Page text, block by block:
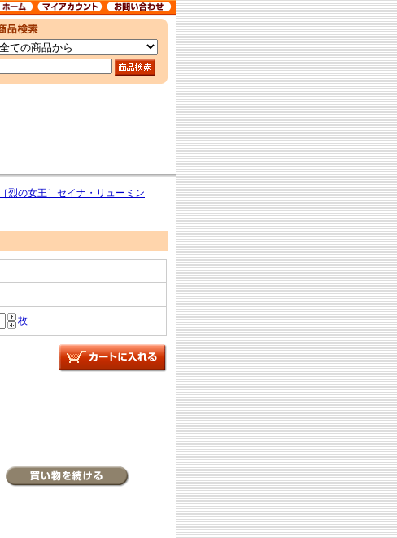
［烈の女王］セイナ・リューミン
枚